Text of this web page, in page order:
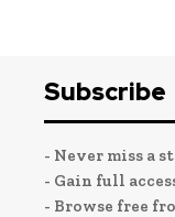
Subscribe
- Never miss a
- Gain full
- Browse free